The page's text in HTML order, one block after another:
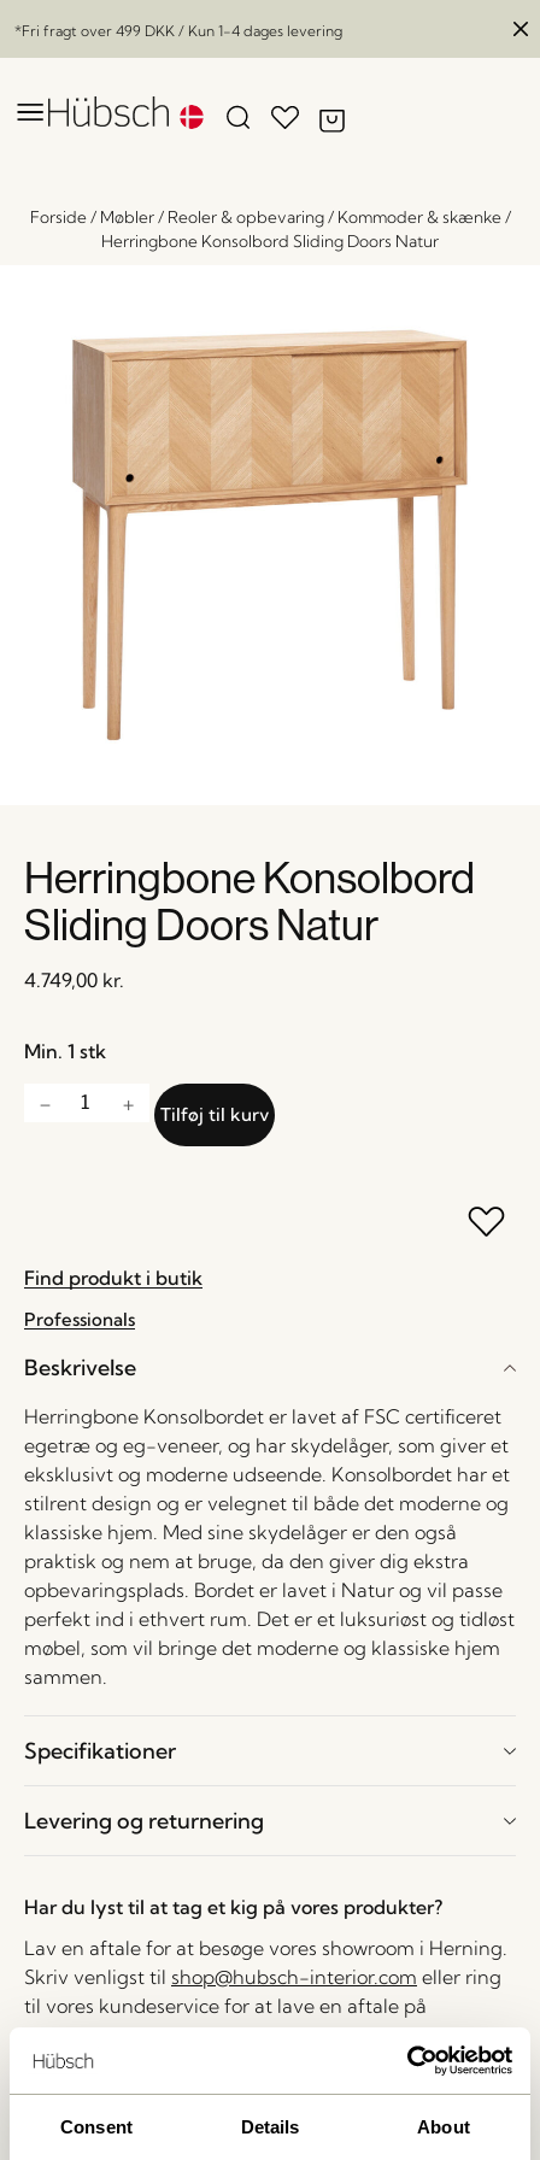
Consent Details About
*Fri fragt over 499 DKK / Kun 1-4 dages levering
Forside/ Møbler/ Reoler & opbevaring/ Kommoder & skænke/
Herringbone Konsolbord Sliding Doors Natur
Herringbone Konsolbord
Sliding Doors Natur
4.749,00 kr.
Min. 1 stk
Tilføj til kurv
Find produkt i butik
Professionals
Beskrivelse
Herringbone Konsolbordet er lavet af FSC certificeret
egetræ og eg-veneer, og har skydelåger, som giver et
eksklusivt og moderne udseende. Konsolbordet har et
stilrent design og er velegnet til både det moderne og
klassiske hjem. Med sine skydelåger er den også
praktisk og nem at bruge, da den giver dig ekstra
opbevaringsplads. Bordet er lavet i Natur og vil passe
perfekt ind i ethvert rum. Det er et luksuriøst og tidløst
møbel, som vil bringe det moderne og klassiske hjem
sammen.
Specifikationer
Levering og returnering
Har du lyst til at tag et kig på vores produkter?
Lav en aftale for at besøge vores showroom i Herning.
Skriv venligst til shop@hubsch-interior.com eller ring
til vores kundeservice for at lave en aftale på
nummeret+45 44 22 68 88
30 dages returret